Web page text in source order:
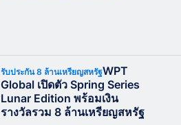
รับประกัน 8 ล้านเหรียญสหรัฐWPT
Global เปิดตัว Spring Series
Lunar Edition พร้อมเงิน
รางวัลรวม 8 ล้านเหรียญสหรัฐ